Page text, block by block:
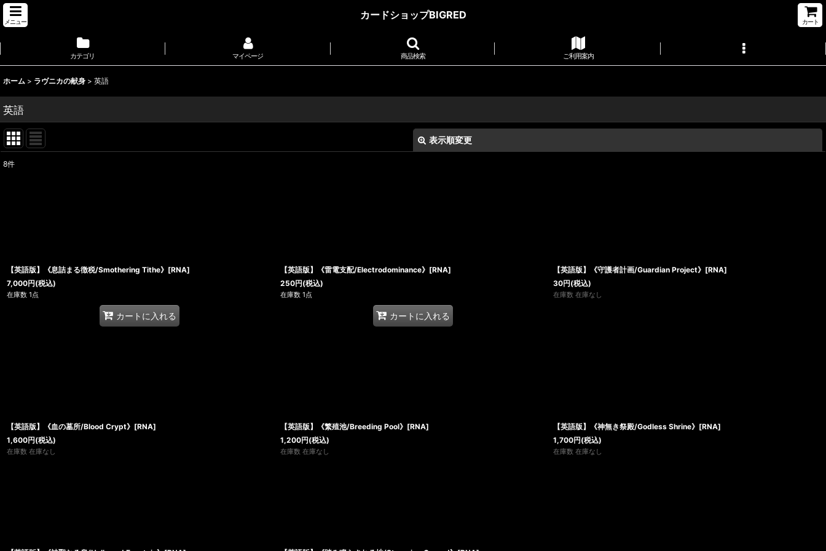
メニュー
カードショップBIGRED
カート
カテゴリ マイページ 商品検索 ご利用案内
ホーム > ラヴニカの献身 > 英語
英語
表示順変更
8件
【英語版】《息詰まる徴税/Smothering Tithe》[RNA]
7,000円(税込)
在庫数 1点
カートに入れる
【英語版】《雷電支配/Electrodominance》[RNA]
250円(税込)
在庫数 1点
カートに入れる
【英語版】《守護者計画/Guardian Project》[RNA]
30円(税込)
在庫数 在庫なし
【英語版】《血の墓所/Blood Crypt》[RNA]
1,600円(税込)
在庫数 在庫なし
【英語版】《繁殖池/Breeding Pool》[RNA]
1,200円(税込)
在庫数 在庫なし
【英語版】《神無き祭殿/Godless Shrine》[RNA]
1,700円(税込)
在庫数 在庫なし